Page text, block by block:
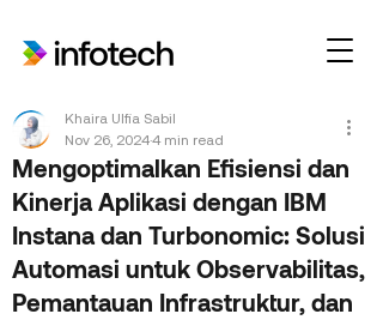
Mengoptimalkan Efisiensi dan
Kinerja Aplikasi dengan IBM
Instana dan Turbonomic: Solusi
Automasi untuk Observabilitas,
Pemantauan Infrastruktur, dan
Khaira Ulfia Sabil
Nov 26, 20244 min read